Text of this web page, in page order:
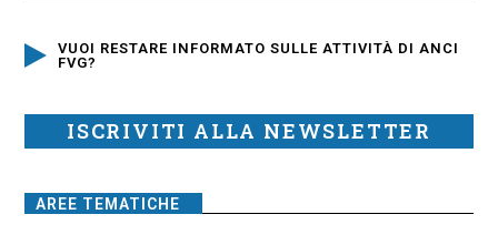
VUOI RESTARE INFORMATO SULLE ATTIVITÀ DI ANCI
FVG?
ISCRIVITI ALLA NEWSLETTER
AREE TEMATICHE